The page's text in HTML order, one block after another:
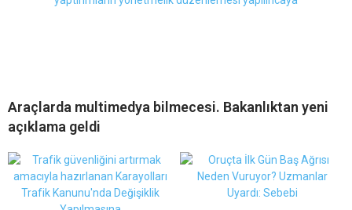
Araçlarda multimedya bilmecesi. Bakanlıktan yeni
açıklama geldi